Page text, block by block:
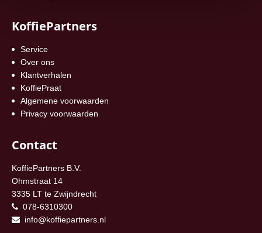
KoffiePartners
Service
Over ons
Klantverhalen
KoffiePraat
Algemene voorwaarden
Privacy voorwaarden
Contact
KoffiePartners B.V.
Ohmstraat 14
3335 LT te Zwijndrecht
078-6310300
info@koffiepartners.nl